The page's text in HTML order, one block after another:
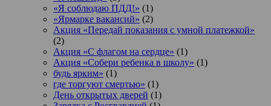
«Я соблюдаю ПДД!» (1)
«Ярмарке вакансий» (2)
Акция «Передай показания с умной платежкой»
(2)
Акция «С флагом на сердце» (1)
Акция «Собери ребенка в школу» (1)
будь ярким» (1)
где торгуют смертью» (1)
День открытых дверей (1)